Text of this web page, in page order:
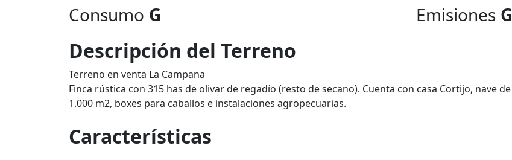
Consumo G Emisiones G
Descripción del Terreno
Terreno en venta La Campana
Finca rústica con 315 has de olivar de regadío (resto de secano). Cuenta con casa Cortijo, nave de
1.000 m2, boxes para caballos e instalaciones agropecuarias.
Características